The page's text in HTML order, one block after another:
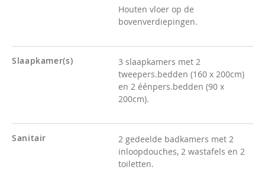
Houten vloer op de
bovenverdiepingen.
Slaapkamer(s)
3 slaapkamers met 2
tweepers.bedden (160 x 200cm)
en 2 éénpers.bedden (90 x
200cm).
Sanitair
2 gedeelde badkamers met 2
inloopdouches, 2 wastafels en 2
toiletten.